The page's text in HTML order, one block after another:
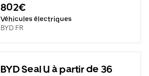
802€
Véhicules électriques
BYD FR
BYD Seal U à partir de 36